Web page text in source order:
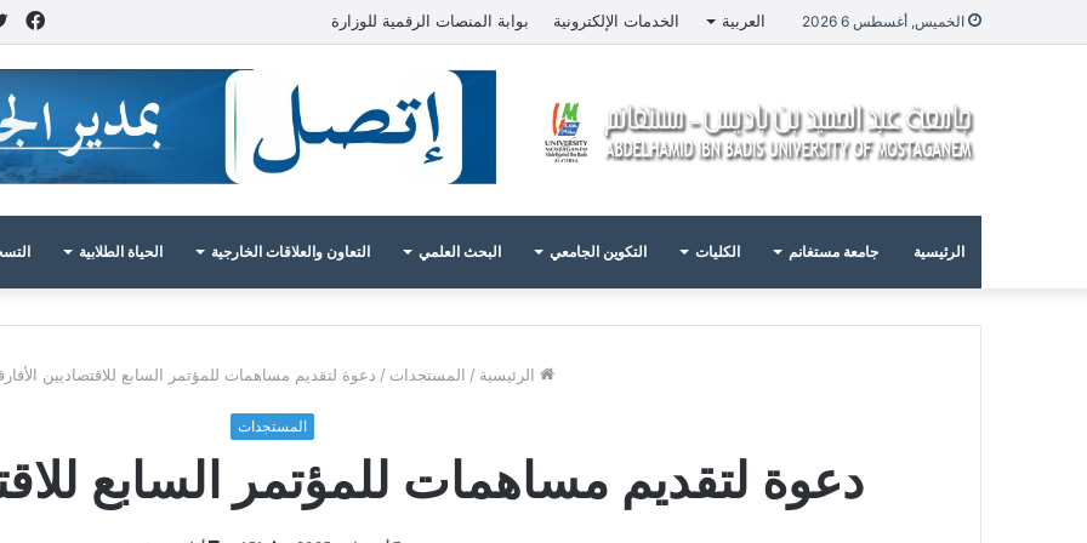
الخميس, أغسطس 6 2026 العربية الخدمات الإلكترونية بوابة المنصات الرقمية للوزارة
الرئيسية جامعة مستغانم الكليات التكوين الجامعي البحث العلمي التعاون والعلاقات الخارجية الحياة الطلابية
الرئيسية / المستجدات / دعوة لتقديم مساهمات للمؤتمر السابع للاقتصاديين
المستجدات
دعوة لتقديم مساهمات للمؤتمر السابع